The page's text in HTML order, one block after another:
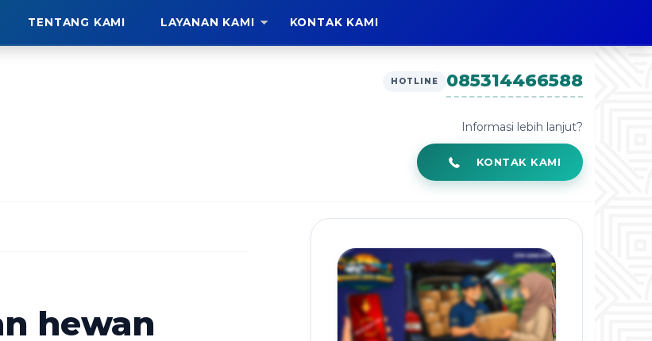
TENTANG KAMI LAYANAN KAMI KONTAK KAMI
HOTLINE 085314466588
Informasi lebih lanjut?
KONTAK KAMI
hewan